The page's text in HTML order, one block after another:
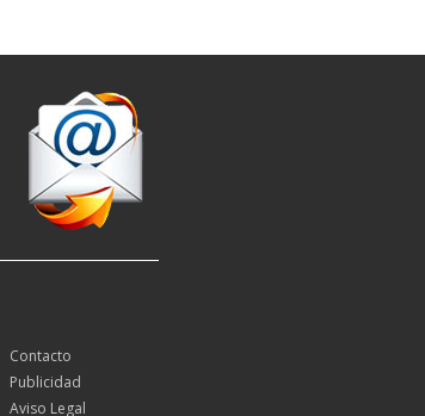
Contacto
Publicidad
Aviso Legal